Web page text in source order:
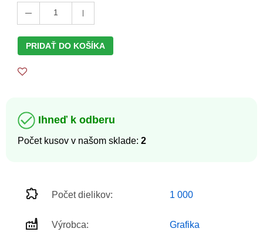
1
PRIDAŤ DO KOŠÍKA
Ihneď k odberu
Počet kusov v našom sklade: 2
Počet dielikov: 1 000
Výrobca: Grafika